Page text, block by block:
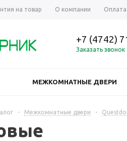
на товар О компании Оплата
+7 (4742)
Заказать звонок
МЕЖКОМНАТНЫЕ ДВЕРИ
- Межкомнатные двери -